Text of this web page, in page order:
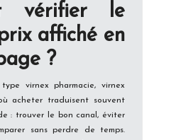
vérifier le
affiché en
?
virnex pharmacie, virnex
acheter traduisent souvent
: trouver le bon canal, éviter
sans perdre de temps.